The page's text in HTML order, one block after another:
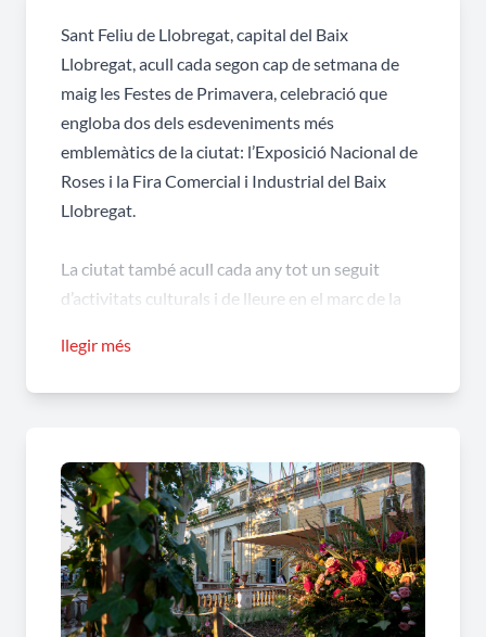
Sant Feliu de Llobregat, capital del Baix
Llobregat, acull cada segon cap de setmana de
maig les Festes de Primavera, celebració que
engloba dos dels esdeveniments més
emblemàtics de la ciutat: l’Exposició Nacional de
Roses i la Fira Comercial i Industrial del Baix
Llobregat.
La ciutat també acull cada any tot un seguit
d’activitats culturals i de lleure en el marc de la
contingut molt divers, (Mostra d’Activitats i
la rosa com a signe d’identitat de la ciutat.
L’Exposició Nacional de Roses és un dels actes
culturals més importants de l’any i un dels
esdeveniments més emblemàtics de la ciutat. La
mostra s’instal·la al Palau Falguera, on es poden
llegir més